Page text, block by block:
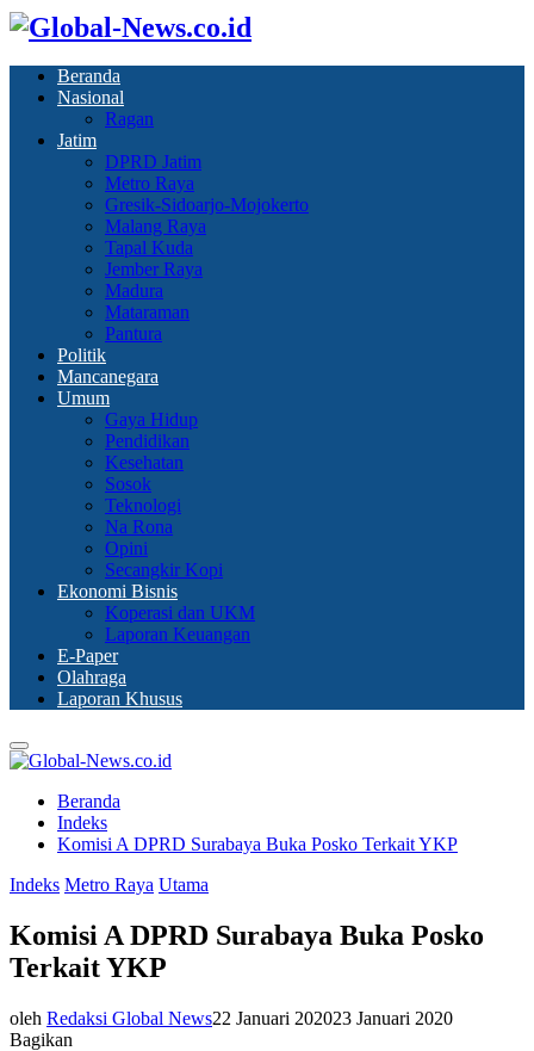
Beranda
Nasional
Ragan
Jatim
DPRD Jatim
Metro Raya
Gresik-Sidoarjo-Mojokerto
Malang Raya
Tapal Kuda
Jember Raya
Madura
Mataraman
Pantura
Politik
Mancanegara
Umum
Gaya Hidup
Pendidikan
Kesehatan
Sosok
Teknologi
Na Rona
Opini
Secangkir Kopi
Ekonomi Bisnis
Koperasi dan UKM
Laporan Keuangan
E-Paper
Olahraga
Laporan Khusus
Primary
Menu
Beranda
Indeks
Komisi A DPRD Surabaya Buka Posko Terkait YKP
Indeks Metro Raya Utama
Komisi A DPRD Surabaya Buka Posko
Terkait YKP
oleh Redaksi Global News22 Januari 202023 Januari 2020
Bagikan